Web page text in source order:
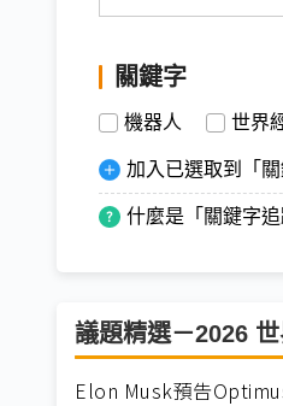
關鍵字
機器人 世界
加入已選取到「關
什麼是「關鍵字追
議題精選－2026
Elon Musk預告